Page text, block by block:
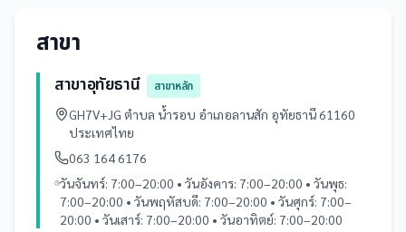
สาขา
สาขาอุทัยธานี
สาขาหลัก
GH7V+JG ตำบล น้ำรอบ อำเภอลานสัก อุทัยธานี 61160
ประเทศไทย
063 164 6176
วันจันทร์: 7:00–20:00 • วันอังคาร: 7:00–20:00 • วันพุธ:
7:00–20:00 • วันพฤหัสบดี: 7:00–20:00 • วันศุกร์: 7:00–
20:00 • วันเสาร์: 7:00–20:00 • วันอาทิตย์: 7:00–20:00